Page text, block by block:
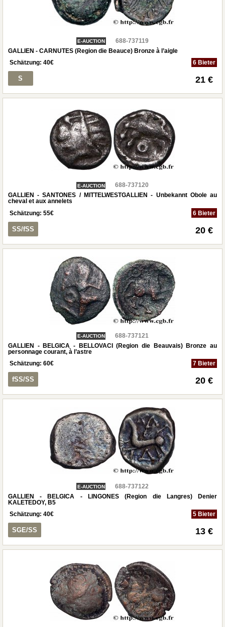
E-AUCTION
688-737119
GALLIEN - CARNUTES (Region die Beauce) Bronze à l’aigle
Schätzung: 40€ 6 Bieter
S 21 €
E-AUCTION
688-737120
GALLIEN - SANTONES / MITTELWESTGALLIEN - Unbekannt Obole au
cheval et aux annelets
Schätzung: 55€ 6 Bieter
SS/fSS 20 €
E-AUCTION
688-737121
GALLIEN - BELGICA - BELLOVACI (Region die Beauvais) Bronze au
personnage courant, à l’astre
Schätzung: 60€ 7 Bieter
fSS/SS 20 €
E-AUCTION
688-737122
GALLIEN - BELGICA - LINGONES (Region die Langres) Denier
KALETEDOY, B5
Schätzung: 40€ 5 Bieter
SGE/SS 13 €